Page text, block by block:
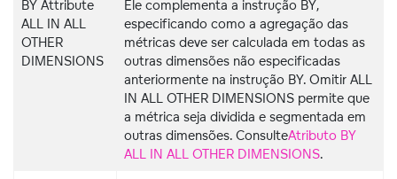
BY Attribute
ALL IN ALL
OTHER
DIMENSIONS
Ele complementa a instrução BY,
especificando como a agregação das
métricas deve ser calculada em todas as
outras dimensões não especificadas
anteriormente na instrução BY. Omitir ALL
IN ALL OTHER DIMENSIONS permite que
a métrica seja dividida e segmentada em
outras dimensões. ConsulteAtributo BY
ALL IN ALL OTHER DIMENSIONS.